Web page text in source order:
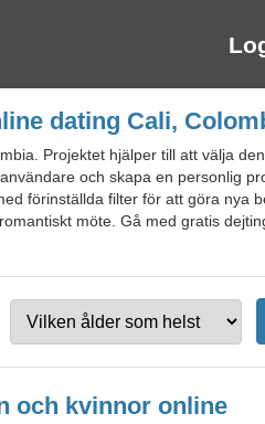
dating Cali,
Projektet hjälper till att välja
och skapa en personlig
förinställda filter för att göra nya
möte. Gå med gratis
och kvinnor online